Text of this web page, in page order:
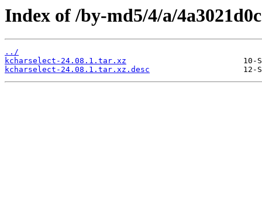
Index of /by-md5/4/a/
../
kcharselect-24.08.1.tar.xz
kcharselect-24.08.1.tar.xz.desc